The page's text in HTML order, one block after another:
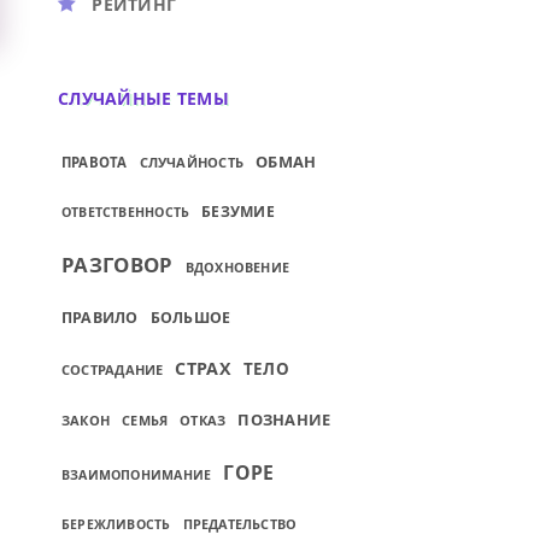
СЛУЧАЙНЫЕ ТЕМЫ
ПРАВОТА СЛУЧАЙНОСТЬ ОБМАН
ОТВЕТСТВЕННОСТЬ БЕЗУМИЕ
РАЗГОВОР ВДОХНОВЕНИЕ
ПРАВИЛО БОЛЬШОЕ
СОСТРАДАНИЕ СТРАХ ТЕЛО
ЗАКОН СЕМЬЯ ОТКАЗ ПОЗНАНИЕ
ВЗАИМОПОНИМАНИЕ ГОРЕ
БЕРЕЖЛИВОСТЬ ПРЕДАТЕЛЬСТВО